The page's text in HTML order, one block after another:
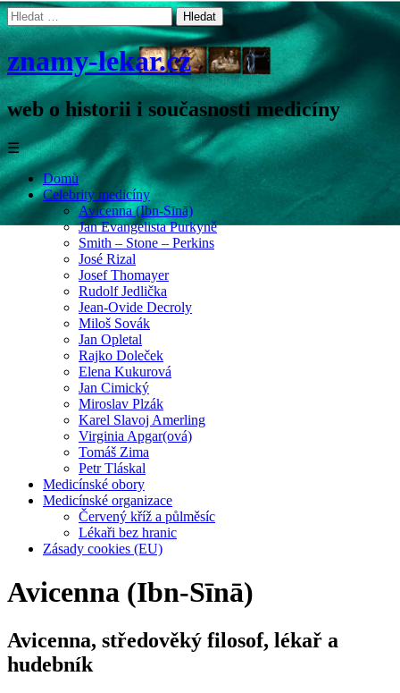
Vyhledávání
znamy-lekar.cz
web o historii i současnosti medicíny
☰
Domů
Celebrity medicíny
Avicenna (Ibn-Sīnā)
Jan Evangelista Purkyně
Smith – Stone – Perkins
José Rizal
Josef Thomayer
Rudolf Jedlička
Jean-Ovide Decroly
Miloš Sovák
Jan Opletal
Rajko Doleček
Elena Kukurová
Jan Cimický
Miroslav Plzák
Karel Slavoj Amerling
Virginia Apgar(ová)
Tomáš Zima
Petr Tláskal
Medicínské obory
Medicínské organizace
Červený kříž a půlměsíc
Lékaři bez hranic
Zásady cookies (EU)
Avicenna (Ibn-Sīnā)
Avicenna, středověký filosof, lékař a
hudebník